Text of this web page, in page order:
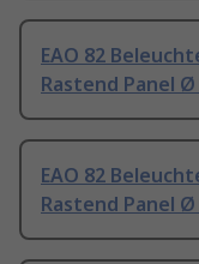
EAO 82
Rastend Panel Ø
EAO 82
Rastend Panel Ø